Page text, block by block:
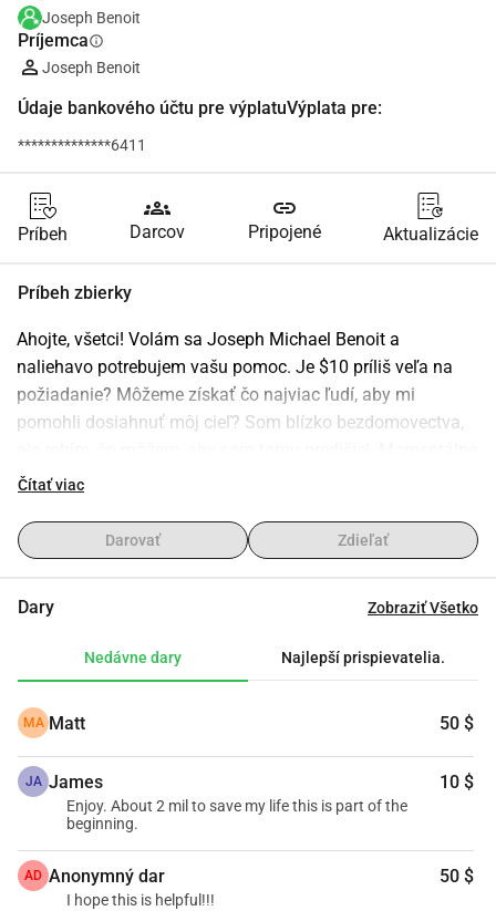
Joseph Benoit
Príjemcainfo
Joseph Benoit
Údaje bankového účtu pre výplatuVýplata pre:
**************6411
Príbeh
groups
Darcov
link
Pripojené Aktualizácie
Príbeh zbierky
Ahojte, všetci! Volám sa Joseph Michael Benoit a
naliehavo potrebujem vašu pomoc. Je $10 príliš veľa na
požiadanie? Môžeme získať čo najviac ľudí, aby mi
pomohli dosiahnuť môj cieľ? Som blízko bezdomovectva,
pracujem ako kulisák, ale ako niektorí z vás môžu vedieť, je
ťažké. Dôchodok zo Sociálneho zabezpečenia sa nezačne
vyplácať ešte 2 mesiace, a potrebujem sa priblížiť k práci.
prostriedkov na byt. Nehľadám nič luxusné, len garsónku.
rozumné, keďže som v oblasti New Orleans. Aby som
dôchodok a SSI, ale tento štart mi pomôže na ceste k
nejakej stabilite.
Čítať viac
Darovať Zdieľať
Dary Zobraziť Všetko
Nedávne dary Najlepší prispievatelia.
MA Matt 50 $
JA James 10 $
Enjoy. About 2 mil to save my life this is part of the
beginning.
AD Anonymný dar 50 $
I hope this is helpful!!!